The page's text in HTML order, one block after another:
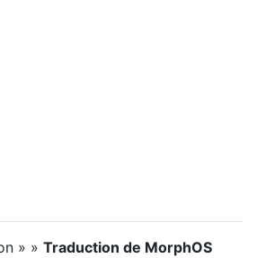
» » Traduction de MorphOS